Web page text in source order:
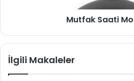
Mutfak Saati
İlgili Makaleler